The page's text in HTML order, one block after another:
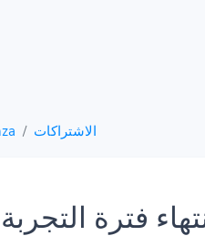
الاشتراكات
فترة